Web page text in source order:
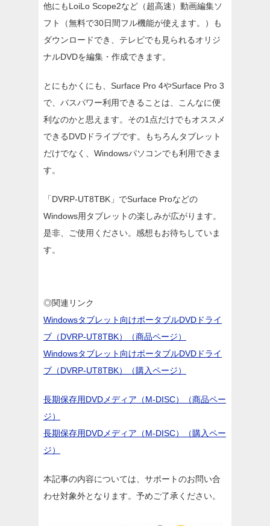
他にもLoiLo Scope2など（超高速）動画編集ソ
フト（無料で30日間フル機能が使えます。）も
ダウンロードでき、テレビでも見られるオリジ
ナルDVDを編集・作成できます。
とにもかくにも、Surface Pro 4やSurface Pro 3
で、バスパワー利用できることは、こんなに便
利なのかと思えます。その1点だけでもオススメ
できるDVDドライブです。もちろんタブレット
だけでなく、Windowsパソコンでも利用できま
す。
「DVRP-UT8TBK」でSurface Proなどの
Windows用タブレットの楽しみが広がります。
是非、ご使用ください。感想もお待ちしていま
す。
◎関連リンク
Windowsタブレット向けポータブルDVDドライ
ブ（DVRP-UT8TBK）（商品ページ）
Windowsタブレット向けポータブルDVDドライ
ブ（DVRP-UT8TBK）（購入ページ）
長期保存用DVDメディア（M-DISC）（商品ペー
ジ）
長期保存用DVDメディア（M-DISC）（購入ペー
ジ）
本記事の内容については、サポートのお問い合
わせ対象外となります。予めご了承ください。